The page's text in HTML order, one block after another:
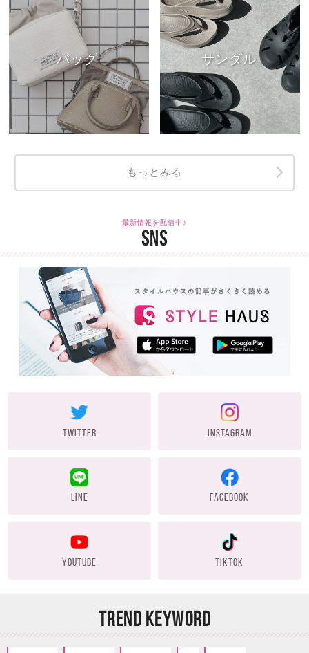
バッグ サンダル
もっとみる
最新情報を配信中♪
SNS
TWITTER INSTAGRAM
LINE FACEBOOK
YOUTUBE TIKTOK
TREND KEYWORD